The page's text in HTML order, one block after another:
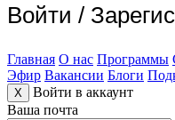
Войти /
Главная О нас Программы
Эфир Вакансии Блоги
X
Войти в аккаунт
Ваша почта